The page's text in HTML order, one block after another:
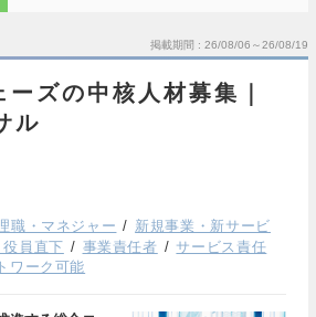
掲載期間 26/08/06～26/08/19
ズの中核人材募集｜
ル
職・マネジャー
新規事業・新サービ
員直下 事業責任者
サービス責任
ワーク可能